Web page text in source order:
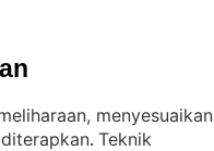
menyesuaikan
. Teknik